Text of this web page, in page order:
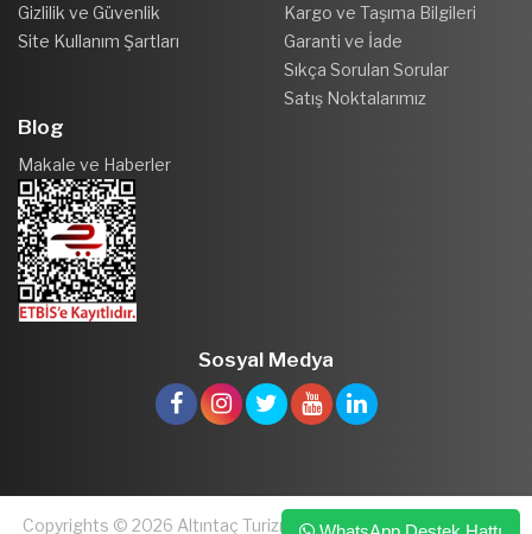
Gizlilik ve Güvenlik
Site Kullanım Şartları
Kargo ve Taşıma Bilgileri
Garanti ve İade
Sıkça Sorulan Sorular
Satış Noktalarımız
Blog
Makale ve Haberler
Sosyal Medya
Copyrights © 2026 Altıntaç Turizm ve Kuyumculuk San. ve Tic.